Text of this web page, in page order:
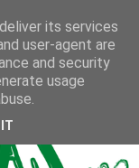
its services
user-agent are
and security
usage